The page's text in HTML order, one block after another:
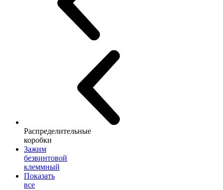
Распределительные
коробки
Зажим
безвинтовой
клеммный
Показать
все